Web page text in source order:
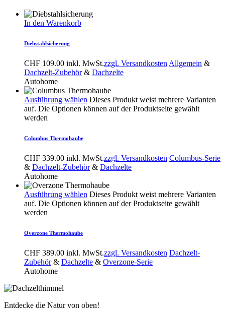
In den Warenkorb
Diebstahlsicherung
CHF 109.00 inkl. MwSt.zzgl. Versandkosten Allgemein &
Dachzelt-Zubehör& Dachzelte
Autohome
Ausführung wählen Dieses Produkt weist mehrere Varianten
auf. Die Optionen können auf der Produktseite gewählt
werden
Columbus Thermohaube
CHF 339.00 inkl. MwSt.zzgl. Versandkosten Columbus-Serie
& Dachzelt-Zubehör& Dachzelte
Autohome
Ausführung wählen Dieses Produkt weist mehrere Varianten
auf. Die Optionen können auf der Produktseite gewählt
werden
Overzone Thermohaube
CHF 389.00 inkl. MwSt.zzgl. Versandkosten Dachzelt-
Zubehör& Dachzelte & Overzone-Serie
Autohome
Entdecke die Natur von oben!